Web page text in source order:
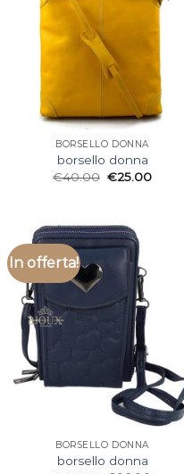
BORSELLO DONNA
borsello donna
€40.00 €25.00
In offerta!
BORSELLO DONNA
borsello donna